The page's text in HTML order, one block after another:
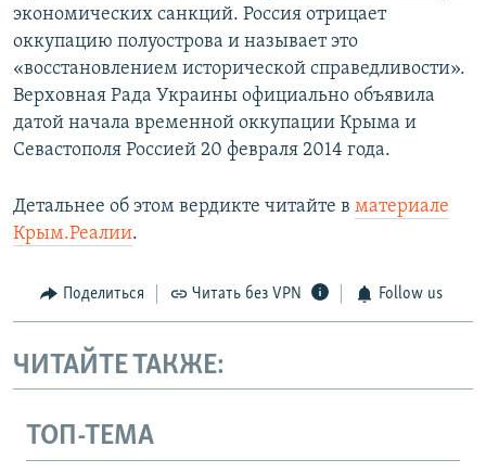
экономических санкций. Россия отрицает
оккупацию полуострова и называет это
«восстановлением исторической справедливости».
Верховная Рада Украины официально объявила
датой начала временной оккупации Крыма и
Севастополя Россией 20 февраля 2014 года.
Детальнее об этом вердикте читайте в материале
Крым.Реалии.
Поделиться Читать без VPN Follow us
ЧИТАЙТЕ ТАКЖЕ:
ТОП-ТЕМА